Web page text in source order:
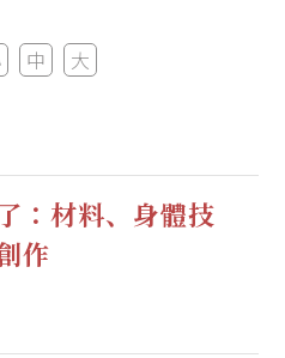
中 大
する(新しいウィンドウを開く)
：材料、身體技
作